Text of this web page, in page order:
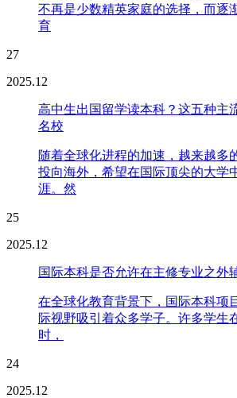
不再是少数精英家庭的选择，而逐
育
27
2025.12
高中生出国留学读本科？这五种主
名校
随着全球化进程的加速，越来越多
投向海外，希望在国际顶尖的大学
涯。然
25
2025.12
国际本科是否允许在主修专业之外
在全球化教育背景下，国际本科项
际视野吸引着众多学子。许多学生
时，
24
2025.12